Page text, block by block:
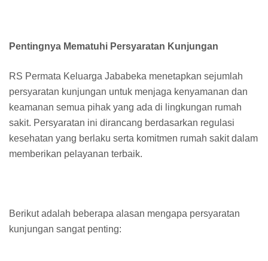
Pentingnya Mematuhi Persyaratan Kunjungan
RS Permata Keluarga Jababeka menetapkan sejumlah
persyaratan kunjungan untuk menjaga kenyamanan dan
keamanan semua pihak yang ada di lingkungan rumah
sakit. Persyaratan ini dirancang berdasarkan regulasi
kesehatan yang berlaku serta komitmen rumah sakit dalam
memberikan pelayanan terbaik.
Berikut adalah beberapa alasan mengapa persyaratan
kunjungan sangat penting: